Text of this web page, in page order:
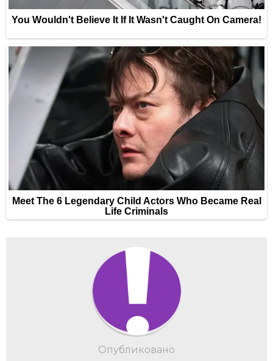
Опубликовано